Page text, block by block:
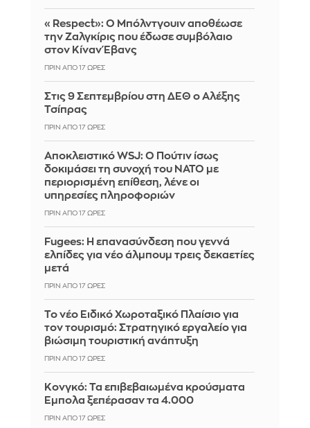
«Respect»: Ο Μπόλντγουιν αποθέωσε
την Ζαλγκίρις που έδωσε συμβόλαιο
στον Κίναν Έβανς
ΠΡΙΝ ΑΠΌ 17 ΏΡΕΣ
Στις 9 Σεπτεμβρίου στη ΔΕΘ ο Αλέξης
Τσίπρας
ΠΡΙΝ ΑΠΌ 17 ΏΡΕΣ
Αποκλειστικό WSJ: Ο Πούτιν ίσως
δοκιμάσει τη συνοχή του ΝΑΤΟ με
περιορισμένη επίθεση, λένε οι
υπηρεσίες πληροφοριών
ΠΡΙΝ ΑΠΌ 17 ΏΡΕΣ
Fugees: Η επανασύνδεση που γεννά
ελπίδες για νέο άλμπουμ τρεις δεκαετίες
μετά
ΠΡΙΝ ΑΠΌ 17 ΏΡΕΣ
Το νέο Ειδικό Χωροταξικό Πλαίσιο για
τον τουρισμό: Στρατηγικό εργαλείο για
βιώσιμη τουριστική ανάπτυξη
ΠΡΙΝ ΑΠΌ 17 ΏΡΕΣ
Κονγκό: Τα επιβεβαιωμένα κρούσματα
Έμπολα ξεπέρασαν τα 4.000
ΠΡΙΝ ΑΠΌ 17 ΏΡΕΣ